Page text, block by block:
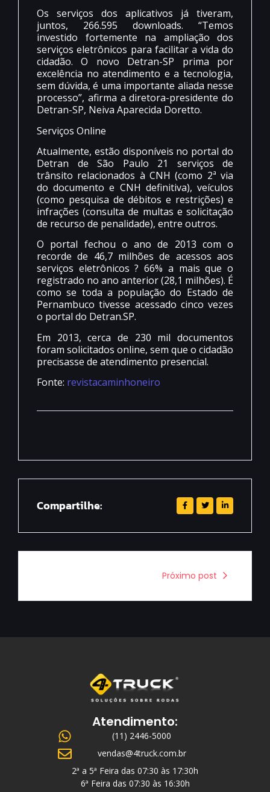
Os serviços dos aplicativos já tiveram,
juntos, 266.595 downloads. “Temos
investido fortemente na ampliação dos
serviços eletrônicos para facilitar a vida do
cidadão. O novo Detran-SP prima por
excelência no atendimento e a tecnologia,
sem dúvida, é uma importante aliada nesse
processo”, afirma a diretora-presidente do
Detran-SP, Neiva Aparecida Doretto.
Serviços Online
Atualmente, estão disponíveis no portal do
Detran de São Paulo 21 serviços de
trânsito relacionados à CNH (como 2ª via
do documento e CNH definitiva), veículos
(como pesquisa de débitos e restrições) e
infrações (consulta de multas e solicitação
de recurso de penalidade), entre outros.
O portal fechou o ano de 2013 com o
recorde de 46,7 milhões de acessos aos
serviços eletrônicos ? 66% a mais que o
registrado no ano anterior (28,1 milhões). É
como se toda a população do Estado de
Pernambuco tivesse acessado cinco vezes
o portal do Detran.SP.
Em 2013, cerca de 230 mil documentos
foram solicitados online, sem que o cidadão
precisasse de atendimento presencial.
Fonte: revistacaminhoneiro
Compartilhe:
Próximo post
Atendimento:
(11) 2446-5000
vendas@4truck.com.br
2ª a 5ª Feira das 07:30 às 17:30h
6ª Feira das 07:30 às 16:30h